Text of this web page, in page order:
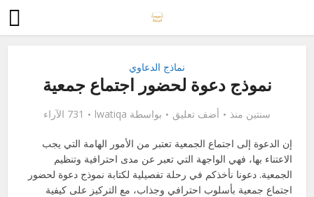
نماذج الدعاوي
نموذج دعوة لحضور اجتماع جمعية
سنتين منذ أضف تعليق بواسطة lwatiqa 731 الآراء
إن الدعوة إلى اجتماع الجمعية تعتبر من الأمور الهامة التي يجب
الاعتناء بها، فهي الواجهة التي تعبر عن مدى احترافية وتنظيم
الجمعية. دعونا نأخذكم في رحلة تفصيلية لكتابة نموذج دعوة لحضور
اجتماع جمعية بأسلوب احترافي وجذاب، مع التركيز على كيفية